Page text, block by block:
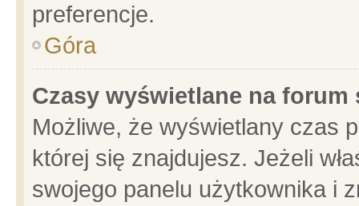
preferencje.
Góra
Czasy wyświetlane na forum
Możliwe, że wyświetlany czas
której się znajdujesz. Jeżeli
swojego panelu użytkownika i